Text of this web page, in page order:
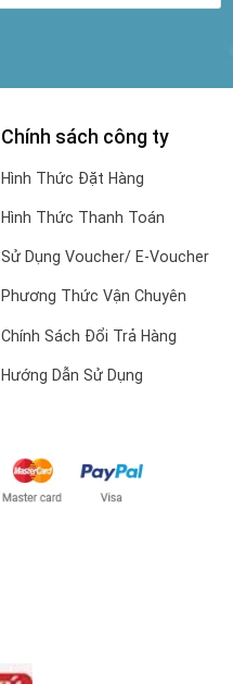
Chính sách công ty
Hình Thức Đặt Hàng
Hình Thức Thanh Toán
Sử Dụng Voucher/ E-Voucher
Phương Thức Vận Chuyên
Chính Sách Đổi Trả Hàng
Hướng Dẫn Sử Dụng